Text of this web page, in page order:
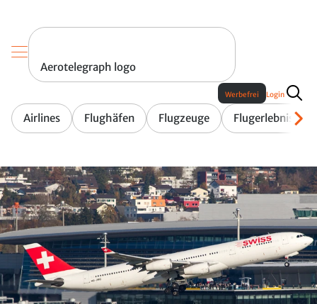
Aerotelegraph logo
Airlines Flughäfen Flugzeuge Flugerlebnis
Werbefrei Login